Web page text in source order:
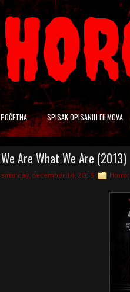
POČETNA SPISAK OPISANIH FILMOVA
We Are What We Are (2013)
saturday, december 14, 2013 Horror